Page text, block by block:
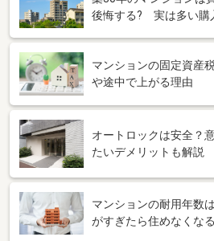
後悔する? 実は多い購
マンションの固定資産
や途中で上がる理由
オートロックは安全？
たいデメリットも解説
マンションの耐用年数
がすぎたら住めなくな